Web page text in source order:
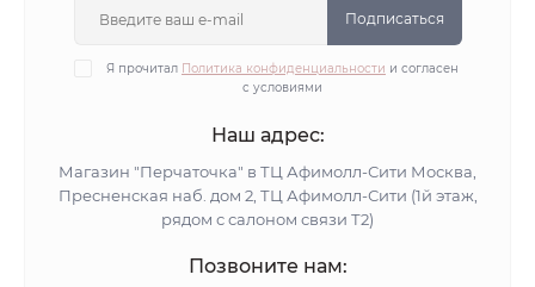
Подписаться
Я прочитал Политика конфиденциальности и согласен
с условиями
Наш адрес:
Магазин "Перчаточка" в ТЦ Афимолл-Сити Москва,
Пресненская наб. дом 2, ТЦ Афимолл-Сити (1й этаж,
рядом с салоном связи Т2)
Позвоните нам: